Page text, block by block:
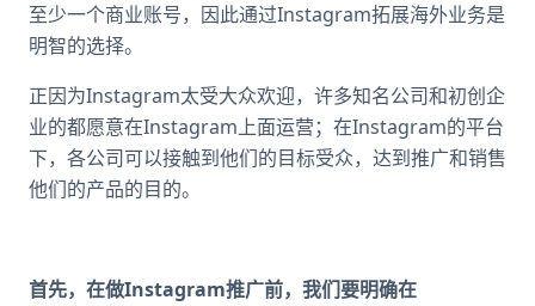
至少一个商业账号，因此通过Instagram拓展海外业务是
明智的选择。
正因为Instagram太受大众欢迎，许多知名公司和初创企
业的都愿意在Instagram上面运营；在Instagram的平台
下，各公司可以接触到他们的目标受众，达到推广和销售
他们的产品的目的。
首先，在做Instagram推广前，我们要明确在